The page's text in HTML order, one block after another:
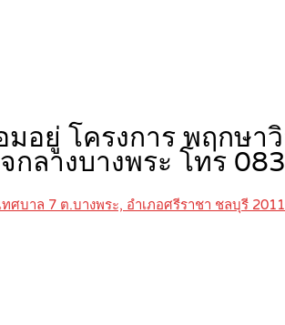
อยู่ โครงการ พฤกษา
กลางบางพระ โทร
ศบาล 7 ต.บางพระ, อำเภอศรีราชา ชลบุรี